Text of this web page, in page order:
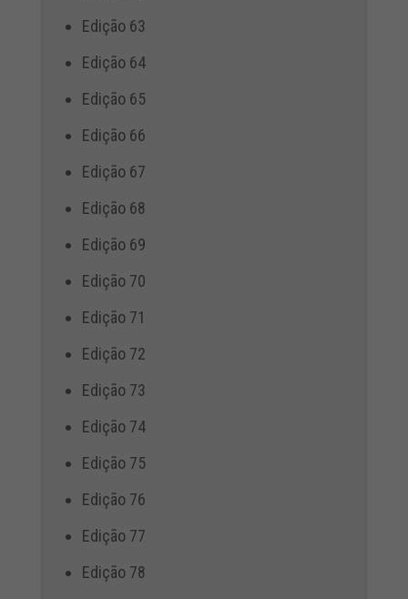
Edição 63
Edição 64
Edição 65
Edição 66
Edição 67
Edição 68
Edição 69
Edição 70
Edição 71
Edição 72
Edição 73
Edição 74
Edição 75
Edição 76
Edição 77
Edição 78